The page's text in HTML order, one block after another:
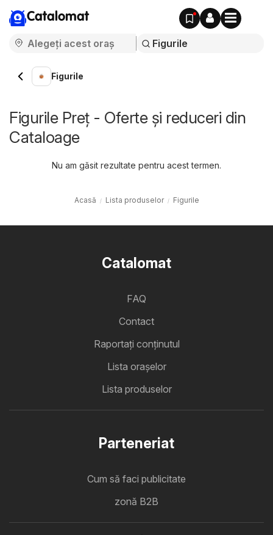
Catalomat
Figurile
Figurile Preț - Oferte și reduceri din
Cataloage
Nu am găsit rezultate pentru acest termen.
Acasă Lista produselor Figurile
Catalomat
FAQ
Contact
Raportați conținutul
Lista oraşelor
Lista produselor
Parteneriat
Cum să faci publicitate
zonă B2B